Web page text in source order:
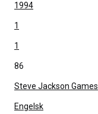
1994
1
1
86
Steve Jackson Games
Engelsk